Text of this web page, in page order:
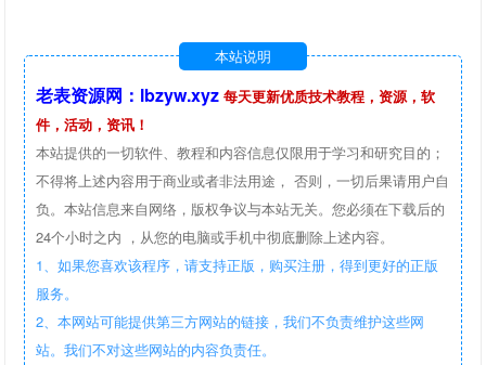
本站说明
老表资源网：lbzyw.xyz 每天更新优质技术教程，资源，软
件，活动，资讯！
本站提供的一切软件、教程和内容信息仅限用于学习和研究目的；
不得将上述内容用于商业或者非法用途， 否则，一切后果请用户自
负。本站信息来自网络，版权争议与本站无关。您必须在下载后的
24个小时之内 ，从您的电脑或手机中彻底删除上述内容。
1、如果您喜欢该程序，请支持正版，购买注册，得到更好的正版
服务。
2、本网站可能提供第三方网站的链接，我们不负责维护这些网
站。我们不对这些网站的内容负责任。